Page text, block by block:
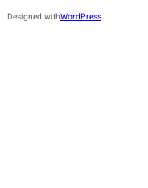
Designed withWordPress